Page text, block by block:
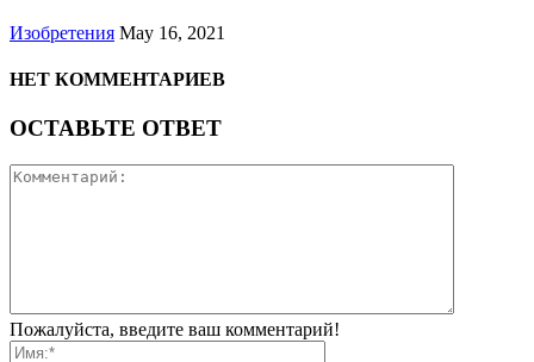
Изобретения May 16, 2021
НЕТ КОММЕНТАРИЕВ
ОСТАВЬТЕ ОТВЕТ
Пожалуйста, введите ваш комментарий!